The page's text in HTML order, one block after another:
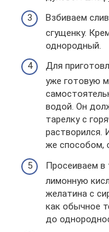
Взбиваем
сгущенку.
однородный.
Для
уже готовую
водой. Он
тарелку с
растворился.
же способом,
Просеиваем в
лимонную
желатина с
как обычное
до